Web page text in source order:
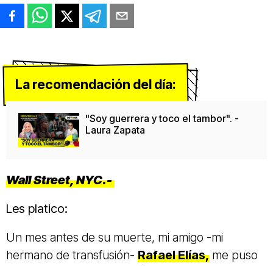
La recomendación del día:
"Soy guerrera y toco el tambor". -
Laura Zapata
Wall Street, NYC.-
Les platico:
Un mes antes de su muerte, mi amigo -mi
hermano de transfusión- Rafael Elías, me puso